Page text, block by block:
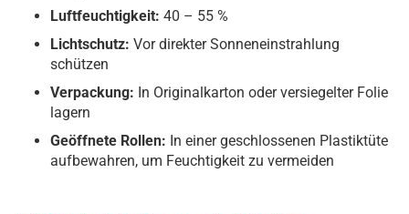
Luftfeuchtigkeit: 40 – 55 %
Lichtschutz: Vor direkter Sonneneinstrahlung
schützen
Verpackung: In Originalkarton oder versiegelter Folie
lagern
Geöffnete Rollen: In einer geschlossenen Plastiktüte
aufbewahren, um Feuchtigkeit zu vermeiden